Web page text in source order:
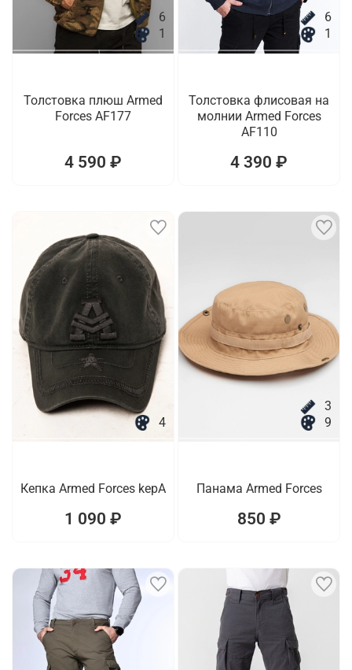
6
1
Толстовка плюш Armed
Forces AF177
4 590 ₽
6
1
Толстовка флисовая на
молнии Armed Forces
AF110
4 390 ₽
4
Кепка Armed Forces kepA
1 090 ₽
3
9
Панама Armed Forces
850 ₽